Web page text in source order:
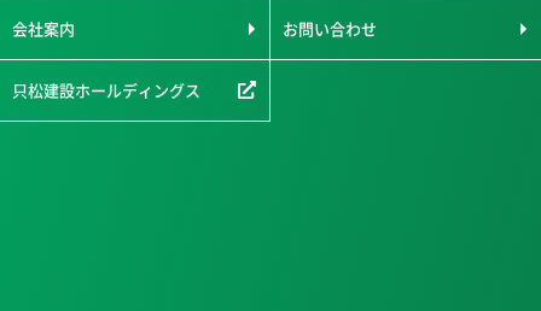
会社案内 お問い合わせ
只松建設ホールディングス